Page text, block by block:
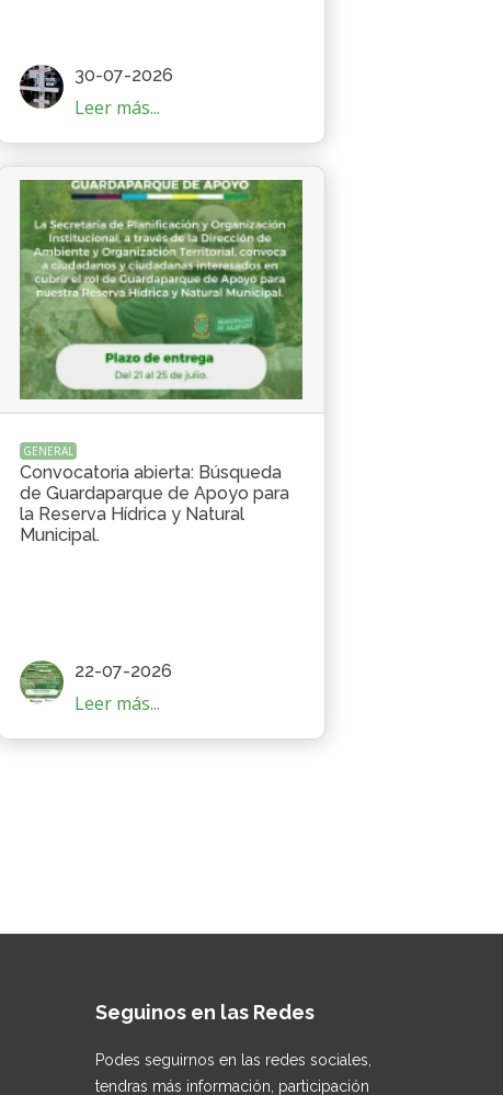
30-07-2026
Leer más...
GENERAL
Convocatoria abierta: Búsqueda
de Guardaparque de Apoyo para
la Reserva Hídrica y Natural
Municipal.
22-07-2026
Leer más...
Seguinos en las Redes
Podes seguirnos en las redes sociales,
tendras más información, participación